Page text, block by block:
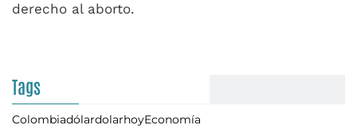
derecho al aborto.
Tags
ColombiadólardolarhoyEconomía